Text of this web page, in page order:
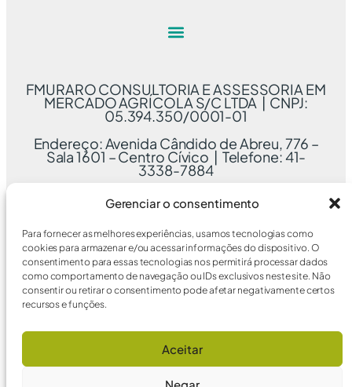
Gerenciar o consentimento
Para fornecer as melhores experiências, usamos tecnologias como
cookies para armazenar e/ou acessar informações do dispositivo. O
consentimento para essas tecnologias nos permitirá processar dados
como comportamento de navegação ou IDs exclusivos neste site. Não
consentir ou retirar o consentimento pode afetar negativamente certos
recursos e funções.
Aceitar
Negar
FMURARO CONSULTORIA E ASSESSORIA EM
MERCADO AGRÍCOLA S/C LTDA | CNPJ:
05.394.350/0001-01
Endereço: Avenida Cândido de Abreu, 776 –
Sala 1601 – Centro Cívico | Telefone: 41-
3338-7884